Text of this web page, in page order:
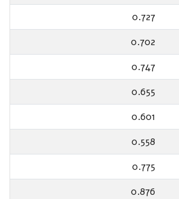
0.727
0.702
0.747
0.655
0.601
0.558
0.775
0.876